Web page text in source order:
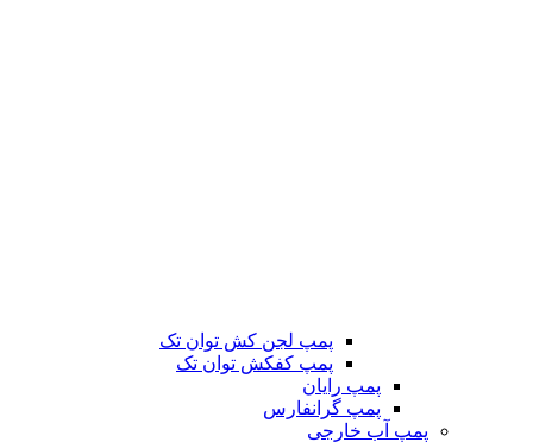
پمپ لجن کش توان تک
پمپ کفکش توان تک
پمپ رایان
پمپ گرانفارس
پمپ آب خارجی